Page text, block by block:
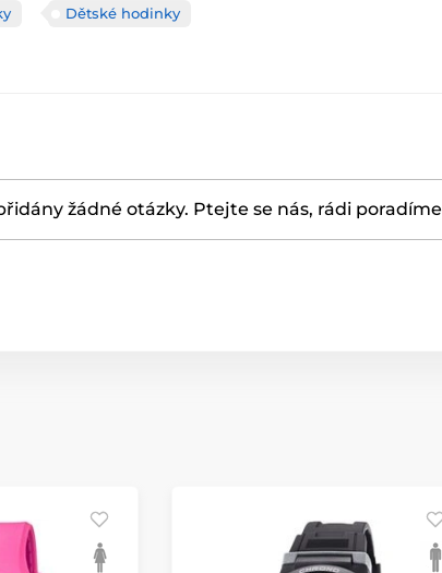
Dětské hodinky
žádné otázky. Ptejte se nás, rádi poradíme